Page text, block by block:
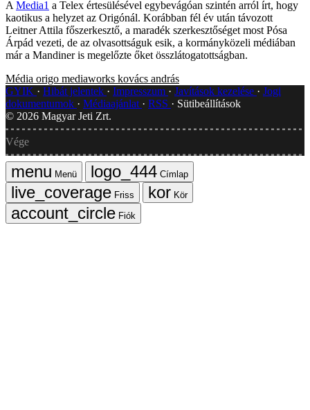
A Media1 a Telex értesülésével egybevágóan szintén arról írt, hogy
kaotikus a helyzet az Origónál. Korábban fél év után távozott
Leitner Attila főszerkesztő, a maradék szerkesztőséget most Pósa
Árpád vezeti, de az olvasottságuk esik, a kormányközeli médiában
már a Mandiner is megelőzte őket összlátogatottságban.
Média origo mediaworks kovács andrás
GYIK
Hibát jelentek Impresszum Javítások kezelése
Jogi
dokumentumok
Médiaajánlat RSS
Sütibeállítások
© 2026 Magyar Jeti Zrt.
Vége
Menü
Címlap
Friss
Kör
Fiók